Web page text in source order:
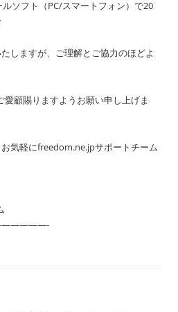
ソフト（PC/スマートフォン）で20
しますが、ご理解とご協力のほどよ
顧賜りますようお願い申し上げま
気軽にfreedom.ne.jpサポートチーム